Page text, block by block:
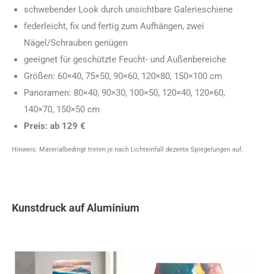
schwebender Look durch unsichtbare Galerieschiene
federleicht, fix und fertig zum Aufhängen, zwei
Nägel/Schrauben genügen
geeignet für geschützte Feucht- und Außenbereiche
Größen: 60×40, 75×50, 90×60, 120×80, 150×100 cm
Panoramen: 80×40, 90×30, 100×50, 120×40, 120×60,
140×70, 150×50 cm
Preis: ab 129 €
Hinweis: Materialbedingt treten je nach Lichteinfall dezente Spiegelungen auf.
Kunstdruck auf Aluminium